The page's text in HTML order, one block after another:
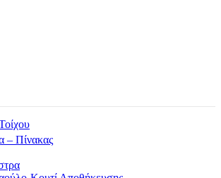
– Πίνακας